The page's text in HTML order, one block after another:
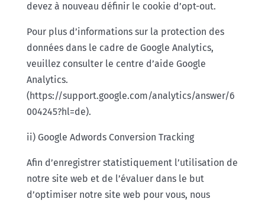
devez à nouveau définir le cookie d’opt-out.
Pour plus d’informations sur la protection des
données dans le cadre de Google Analytics,
veuillez consulter le centre d’aide Google
Analytics.
(https://support.google.com/analytics/answer/6
004245?hl=de).
ii) Google Adwords Conversion Tracking
Afin d’enregistrer statistiquement l’utilisation de
notre site web et de l’évaluer dans le but
d’optimiser notre site web pour vous, nous